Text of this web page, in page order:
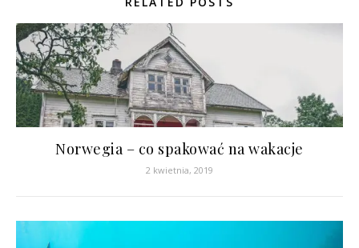
Norwegia – co spakować na wakacje
2 kwietnia, 2019